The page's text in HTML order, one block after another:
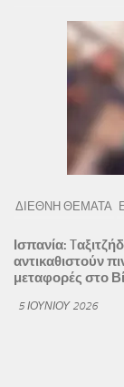
ΔΙΕΘΝΗ ΘΕΜΑΤΑ
Ισπανία:
αντικαθιστούν
μεταφορές στο
5 ΙΟΥΝΊΟΥ 2026